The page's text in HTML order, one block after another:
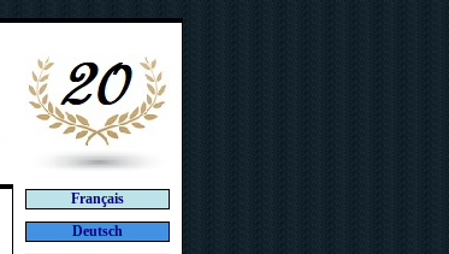
Français
Deutsch